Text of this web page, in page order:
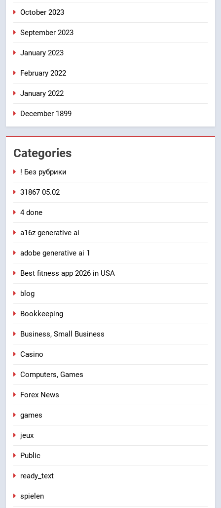
October 2023
September 2023
January 2023
February 2022
January 2022
December 1899
Categories
! Без рубрики
31867 05.02
4 done
a16z generative ai
adobe generative ai 1
Best fitness app 2026 in USA
blog
Bookkeeping
Business, Small Business
Casino
Computers, Games
Forex News
games
jeux
Public
ready_text
spielen